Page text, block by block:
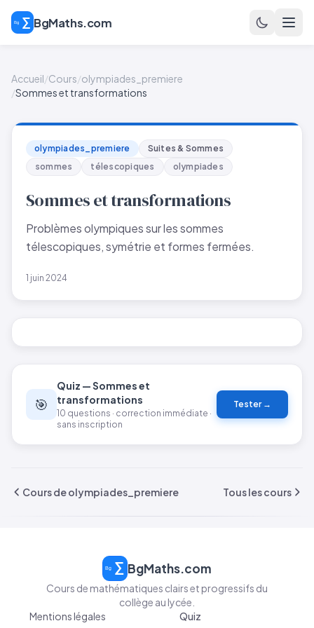
BgMaths.com
Accueil/Cours/olympiades_premiere
/Sommes et transformations
olympiades_premiere
Suites & Sommes
sommes
télescopiques olympiades
Sommes et transformations
Problèmes olympiques sur les sommes
télescopiques, symétrie et formes fermées.
1 juin 2024
🎯
Quiz — Sommes et
transformations
10 questions · correction immédiate ·
sans inscription
Tester →
Cours de olympiades_premiere Tous les cours
BgMaths.com
Cours de mathématiques clairs et progressifs du
collège au lycée.
Mentions légales
Quiz